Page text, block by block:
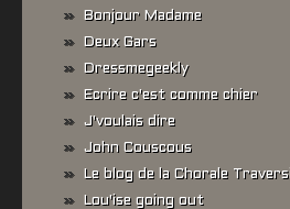
Bonjour Madame
Deux Gars
Dressmegeekly
Ecrire c'est comme chier
J'voulais dire
John Couscous
Le blog de la Chorale
Lou'ise going out